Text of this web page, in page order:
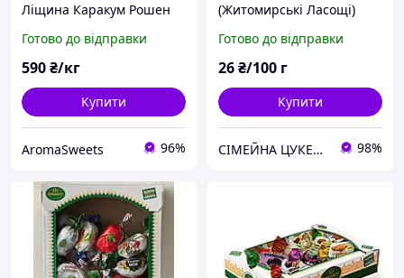
Ліщина Каракум Рошен
Готово до відправки
590₴/кг
Купити
AromaSweets 96%
(Житомирські Ласощі)
Готово до відправки
26₴/100 г
Купити
СІМЕЙНА ЦУКЕРНЯ 98%